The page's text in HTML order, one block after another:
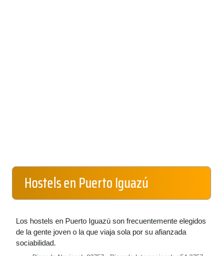
Hostels en Puerto Iguazú
Los hostels en Puerto Iguazú son frecuentemente elegidos
de la gente joven o la que viaja sola por su afianzada
sociabilidad.